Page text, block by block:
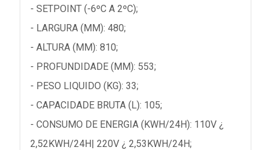
- SETPOINT (-6ºC A 2ºC);
- LARGURA (MM): 480;
- ALTURA (MM): 810;
- PROFUNDIDADE (MM): 553;
- PESO LIQUIDO (KG): 33;
- CAPACIDADE BRUTA (L): 105;
- CONSUMO DE ENERGIA (KWH/24H): 110V ¿
2,52KWH/24H| 220V ¿ 2,53KWH/24H;